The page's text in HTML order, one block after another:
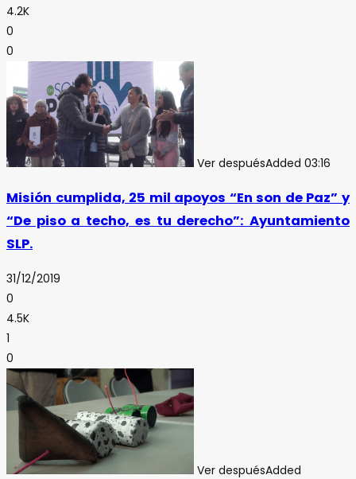
4.2K
0
0
Ver despuésAdded 03:16
Misión cumplida, 25 mil apoyos “En son de Paz” y
“De piso a techo, es tu derecho”: Ayuntamiento
SLP.
31/12/2019
0
4.5K
1
0
Ver despuésAdded